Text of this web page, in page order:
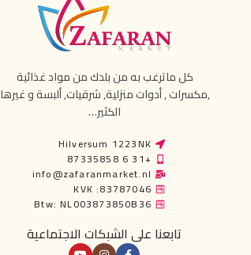
كل ماترغب به من بلدك من مواد غذائية
,مكسرات , أدوات منزلية, شرقيات, ألبسة و غيرها
الكثير…
Hilversum 1223NK
+31 6 87335858
info@zafaranmarket.nl
KVK :83787046
Btw: NL003873850B36
تابعنا على الشبكات الاجتماعية